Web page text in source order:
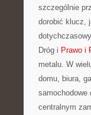
szczególnie
dorobić klucz,
Dróg i Prawo i
metalu. W
domu, biura,
samochodowe
centralnym